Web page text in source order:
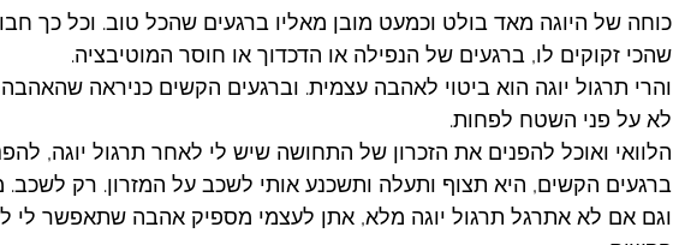
כוחה של היוגה מאד בולט וכמעט מובן מאליו ברגעים שהכל טוב. וכל כך
שהכי זקוקים לו, ברגעים של הנפילה או הדכדוך או חוסר המוטיבציה.
והרי תרגול יוגה הוא ביטוי לאהבה עצמית. וברגעים הקשים כניראה
לא על פני השטח לפחות.
הלוואי ואוכל להפנים את הזכרון של התחושה שיש לי לאחר תרגול יוגה,
ברגעים הקשים, היא תצוף ותעלה ותשכנע אותי לשכב על המזרון. רק לשכב.
וגם אם לא אתרגל תרגול יוגה מלא, אתן לעצמי מספיק אהבה שתאפשר לי